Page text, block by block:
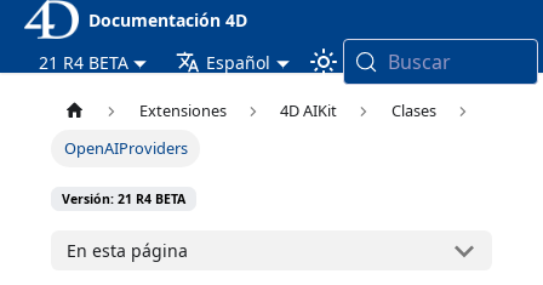
Documentación 4D
21 R4 BETA
Español Buscar
Extensiones 4D AIKit
Clases
OpenAIProviders
Versión: 21 R4 BETA
En esta página